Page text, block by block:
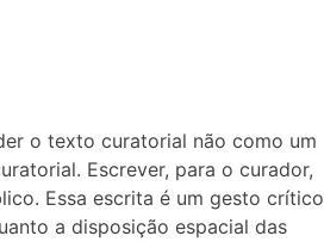
o texto curatorial não como um
Escrever, para o curador,
Essa escrita é um gesto crítico
a disposição espacial das